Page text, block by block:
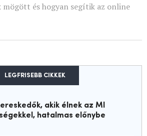
mögött és hogyan segítik az online
LEGFRISEBB CIKKEK
akik élnek az MI
hatalmas előnybe